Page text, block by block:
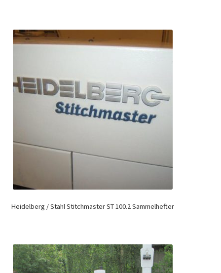
Heidelberg / Stahl Stitchmaster ST 100.2 Sammelhefter